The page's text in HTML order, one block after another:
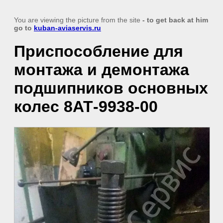
You are viewing the picture from the site - to get back at him
go to kuban-aviaservis.ru
Приспособление для
монтажа и демонтажа
подшипников основных
колес 8АТ-9938-00